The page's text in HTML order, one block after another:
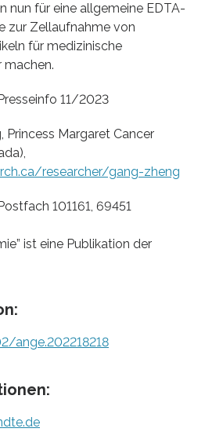
nun für eine allgemeine EDTA-
zur Zellaufnahme von
für medizinische
machen.
11/2023
Margaret Cancer
researcher/gang-zheng
101161, 69451
ist eine Publikation der
ange.202218218